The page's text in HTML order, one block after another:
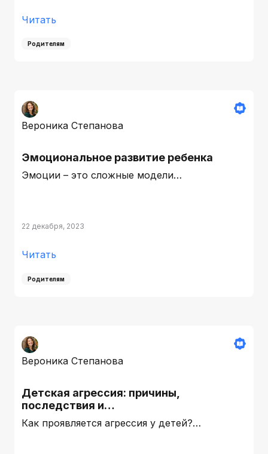
Читать
Родителям
Вероника Степанова
Эмоциональное развитие ребенка
Эмоции – это сложные модели…
22 декабря, 2023
Читать
Родителям
Вероника Степанова
Детская агрессия: причины,
последствия и…
Как проявляется агрессия у детей?…